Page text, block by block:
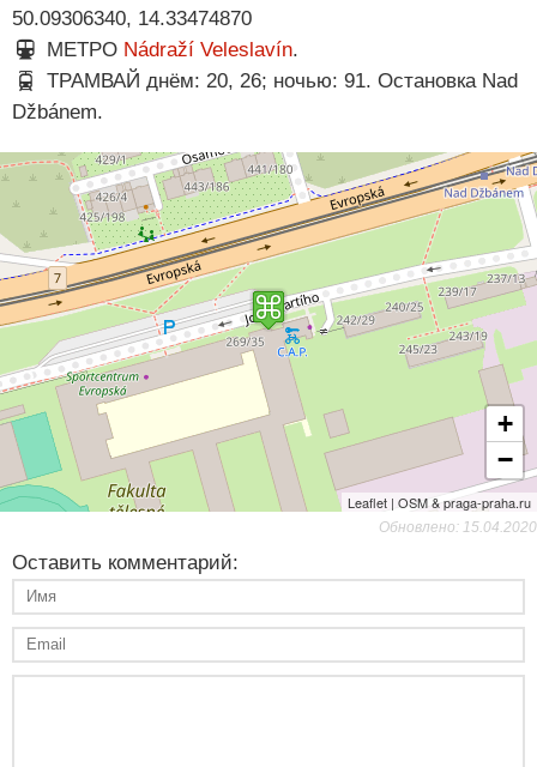
50.09306340, 14.33474870
МЕТРО Nádraží Veleslavín.
ТРАМВАЙ днём: 20, 26; ночью: 91. Остановка Nad
Džbánem.
+
−
Leaflet | OSM & praga-praha.ru
Обновлено: 15.04.2020
Оставить комментарий: